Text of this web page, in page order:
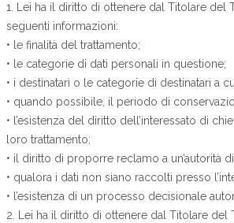
1. Lei ha il diritto di ottenere dal Titolare del
seguenti informazioni:
• le finalità del trattamento;
• le categorie di dati personali in questione;
• i destinatari o le categorie di destinatari a
• quando possibile, il periodo di
• l’esistenza del diritto dell’interessato di
loro trattamento;
• il diritto di proporre reclamo a un’autorità
• qualora i dati non siano raccolti presso
• l’esistenza di un processo decisionale
2. Lei ha il diritto di ottenere dal Titolare del